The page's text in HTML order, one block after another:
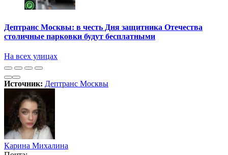
Дептранс Москвы: в честь Дня защитника Отечества
столичные парковки будут бесплатными
На всех улицах
Источник: Дептранс Москвы
Карина Михалина